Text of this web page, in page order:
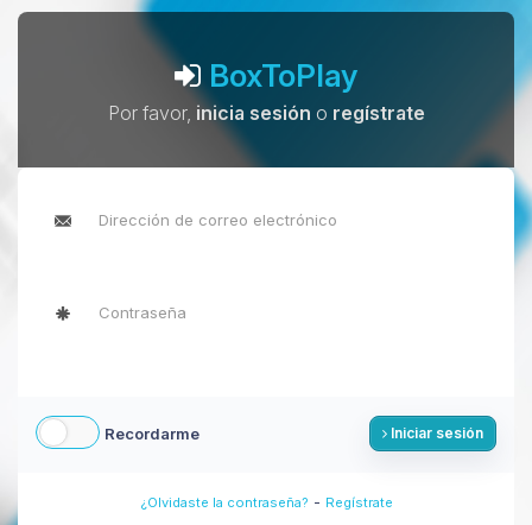
BoxToPlay
Por favor, inicia sesión o regístrate
Recordarme Iniciar sesión
¿Olvidaste la contraseña? - Regístrate